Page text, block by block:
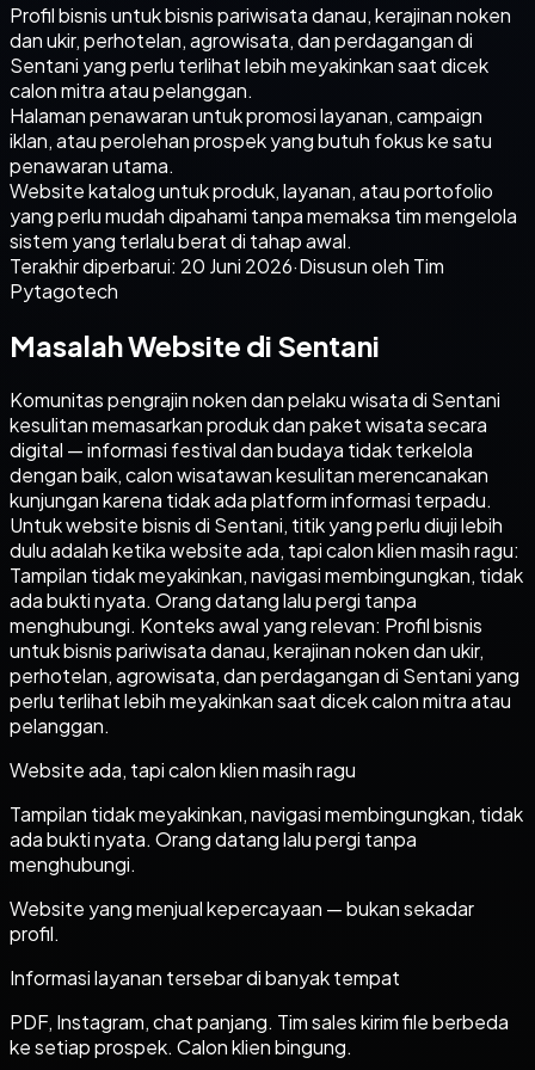
Profil bisnis untuk bisnis pariwisata danau, kerajinan noken
dan ukir, perhotelan, agrowisata, dan perdagangan di
Sentani yang perlu terlihat lebih meyakinkan saat dicek
calon mitra atau pelanggan.
Halaman penawaran untuk promosi layanan, campaign
iklan, atau perolehan prospek yang butuh fokus ke satu
penawaran utama.
Website katalog untuk produk, layanan, atau portofolio
yang perlu mudah dipahami tanpa memaksa tim mengelola
sistem yang terlalu berat di tahap awal.
Terakhir diperbarui: 20 Juni 2026·Disusun oleh Tim
Pytagotech
Masalah Website di Sentani
Komunitas pengrajin noken dan pelaku wisata di Sentani
kesulitan memasarkan produk dan paket wisata secara
digital — informasi festival dan budaya tidak terkelola
dengan baik, calon wisatawan kesulitan merencanakan
kunjungan karena tidak ada platform informasi terpadu.
Untuk website bisnis di Sentani, titik yang perlu diuji lebih
dulu adalah ketika website ada, tapi calon klien masih ragu:
Tampilan tidak meyakinkan, navigasi membingungkan, tidak
ada bukti nyata. Orang datang lalu pergi tanpa
menghubungi. Konteks awal yang relevan: Profil bisnis
untuk bisnis pariwisata danau, kerajinan noken dan ukir,
perhotelan, agrowisata, dan perdagangan di Sentani yang
perlu terlihat lebih meyakinkan saat dicek calon mitra atau
pelanggan.
Website ada, tapi calon klien masih ragu
Tampilan tidak meyakinkan, navigasi membingungkan, tidak
ada bukti nyata. Orang datang lalu pergi tanpa
menghubungi.
Website yang menjual kepercayaan — bukan sekadar
profil.
Informasi layanan tersebar di banyak tempat
PDF, Instagram, chat panjang. Tim sales kirim file berbeda
ke setiap prospek. Calon klien bingung.